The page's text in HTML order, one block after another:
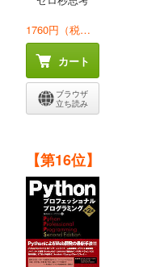
1760円（税込）
カート
ブラウザ
立ち読み
【第16位】